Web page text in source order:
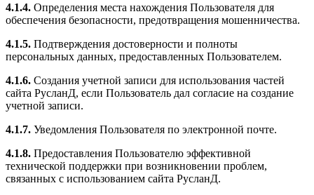
4.1.4. Определения места нахождения Пользователя для
обеспечения безопасности, предотвращения мошенничества.
4.1.5. Подтверждения достоверности и полноты
персональных данных, предоставленных Пользователем.
4.1.6. Создания учетной записи для использования частей
сайта РусланД, если Пользователь дал согласие на создание
учетной записи.
4.1.7. Уведомления Пользователя по электронной почте.
4.1.8. Предоставления Пользователю эффективной
технической поддержки при возникновении проблем,
связанных с использованием сайта РусланД.